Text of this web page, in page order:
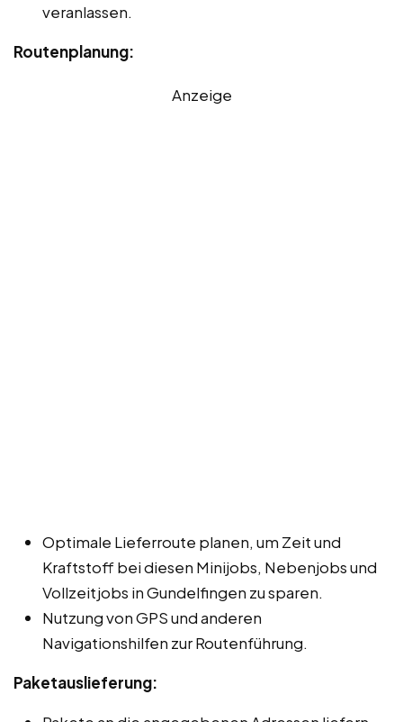
veranlassen.
Routenplanung:
Anzeige
Optimale Lieferroute planen, um Zeit und
Kraftstoff bei diesen Minijobs, Nebenjobs und
Vollzeitjobs in Gundelfingen zu sparen.
Nutzung von GPS und anderen
Navigationshilfen zur Routenführung.
Paketauslieferung: